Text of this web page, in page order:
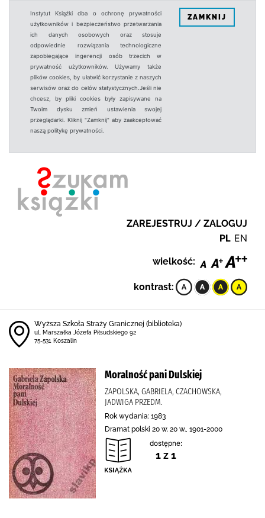
Instytut Książki dba o ochronę prywatności
użytkowników i bezpieczeństwo przetwarzania
ich danych osobowych oraz stosuje
odpowiednie rozwiązania technologiczne
zapobiegające ingerencji osób trzecich w
prywatność użytkowników. Używamy także
plików cookies, by ułatwić korzystanie z naszych
serwisów oraz do celów statystycznych.Jeśli nie
chcesz, by pliki cookies były zapisywane na
Twoim dysku zmień ustawienia swojej
przeglądarki. Kliknij "Zamknij" aby zaakceptować
naszą politykę prywatności.
ZAMKNIJ
ZAREJESTRUJ / ZALOGUJ
PL EN
wielkość:
kontrast:
Wyższa Szkoła Straży Granicznej (biblioteka)
ul. Marszałka Józefa Piłsudskiego 92
75-531 Koszalin
Moralność pani Dulskiej
ZAPOLSKA, GABRIELA, CZACHOWSKA,
JADWIGA PRZEDM.
Rok wydania: 1983
Dramat polski 20 w. 20 w., 1901-2000
dostępne:
1 z 1